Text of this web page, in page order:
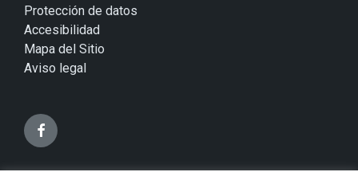
Protección de datos
Accesibilidad
Mapa del Sitio
Aviso legal